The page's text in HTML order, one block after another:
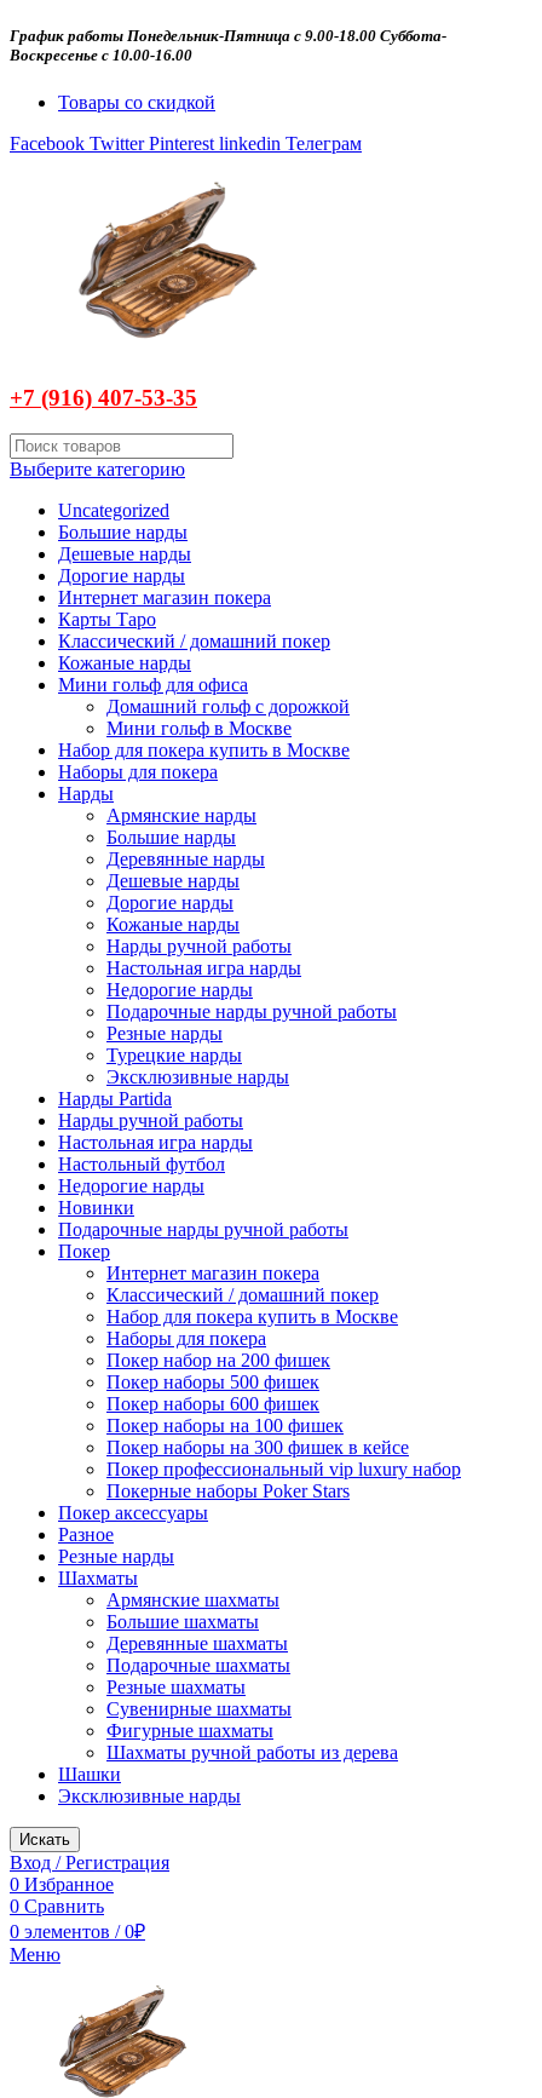
График работы Понедельник-Пятница с 9.00-18.00 Суббота-
Воскресенье с 10.00-16.00
Товары со скидкой
Facebook Twitter Pinterest linkedin Телеграм
+7 (916) 407-53-35
Выберите категорию
Uncategorized
Большие нарды
Дешевые нарды
Дорогие нарды
Интернет магазин покера
Карты Таро
Классический / домашний покер
Кожаные нарды
Мини гольф для офиса
Домашний гольф с дорожкой
Мини гольф в Москве
Набор для покера купить в Москве
Наборы для покера
Нарды
Армянские нарды
Большие нарды
Деревянные нарды
Дешевые нарды
Дорогие нарды
Кожаные нарды
Нарды ручной работы
Настольная игра нарды
Недорогие нарды
Подарочные нарды ручной работы
Резные нарды
Турецкие нарды
Эксклюзивные нарды
Нарды Partida
Нарды ручной работы
Настольная игра нарды
Настольный футбол
Недорогие нарды
Новинки
Подарочные нарды ручной работы
Покер
Интернет магазин покера
Классический / домашний покер
Набор для покера купить в Москве
Наборы для покера
Покер набор на 200 фишек
Покер наборы 500 фишек
Покер наборы 600 фишек
Покер наборы на 100 фишек
Покер наборы на 300 фишек в кейсе
Покер профессиональный vip luxury набор
Покерные наборы Poker Stars
Покер аксессуары
Разное
Резные нарды
Шахматы
Армянские шахматы
Большие шахматы
Деревянные шахматы
Подарочные шахматы
Резные шахматы
Сувенирные шахматы
Фигурные шахматы
Шахматы ручной работы из дерева
Шашки
Эксклюзивные нарды
Искать
Вход / Регистрация
0 Избранное
0 Сравнить
0 элементов / 0₽
Меню